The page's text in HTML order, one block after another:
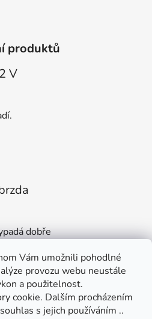
Vám umožnili pohodlné
provozu webu neustále
a použitelnost.
cookie. Dalším procházením
s jejich používáním ..
produktů
V
5 hvězdiček.
5 hvězdiček.
5 hvězdiček.
dobře
dobu na sezónu